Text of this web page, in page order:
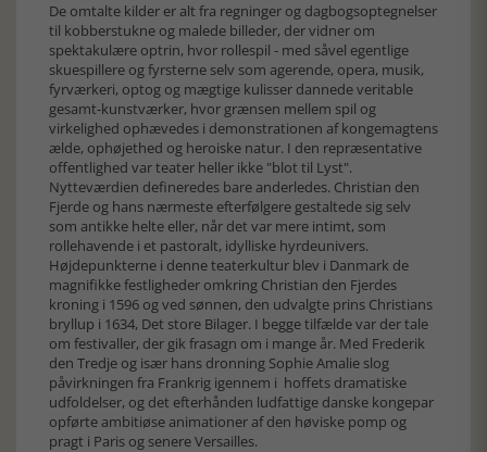
De omtalte kilder er alt fra regninger og dagbogsoptegnelser
til kobberstukne og malede billeder, der vidner om
spektakulære optrin, hvor rollespil - med såvel egentlige
skuespillere og fyrsterne selv som agerende, opera, musik,
fyrværkeri, optog og mægtige kulisser dannede veritable
gesamt-kunstværker, hvor grænsen mellem spil og
virkelighed ophævedes i demonstrationen af kongemagtens
ælde, ophøjethed og heroiske natur. I den repræsentative
offentlighed var teater heller ikke "blot til Lyst".
Nytteværdien defineredes bare anderledes. Christian den
Fjerde og hans nærmeste efterfølgere gestaltede sig selv
som antikke helte eller, når det var mere intimt, som
rollehavende i et pastoralt, idylliske hyrdeunivers.
Højdepunkterne i denne teaterkultur blev i Danmark de
magnifikke festligheder omkring Christian den Fjerdes
kroning i 1596 og ved sønnen, den udvalgte prins Christians
bryllup i 1634, Det store Bilager. I begge tilfælde var der tale
om festivaller, der gik frasagn om i mange år. Med Frederik
den Tredje og især hans dronning Sophie Amalie slog
påvirkningen fra Frankrig igennem i hoffets dramatiske
udfoldelser, og det efterhånden ludfattige danske kongepar
opførte ambitiøse animationer af den høviske pomp og
pragt i Paris og senere Versailles.